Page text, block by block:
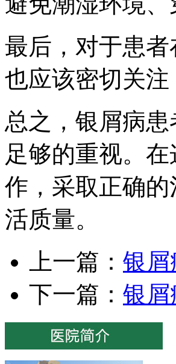
最后，对于患
也应该密切关
总之，银屑病
足够的重视。
作，采取正确
活质量。
上一篇： 银屑
下一篇： 银屑